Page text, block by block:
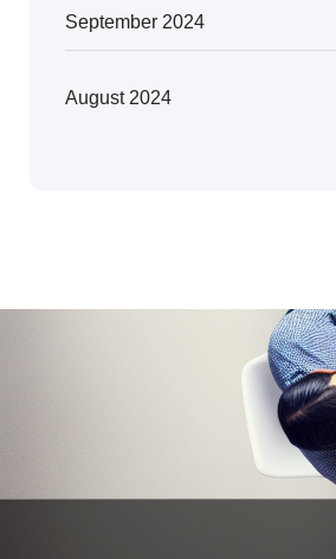
September 2024
August 2024